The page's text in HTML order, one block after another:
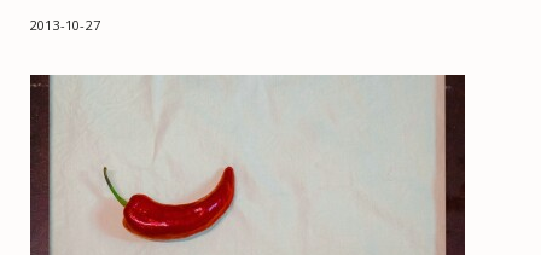
2013-10-27